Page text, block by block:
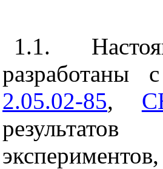
1.1.
разработаны
2.05.02-85,